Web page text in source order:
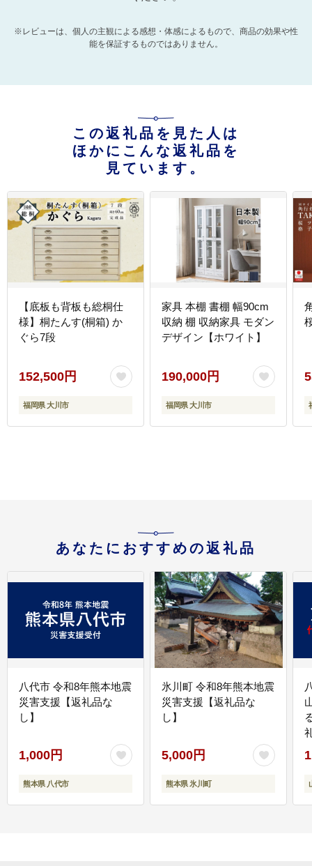
※レビューは、個人の主観による感想・体感によるもので、商品の効果や性
能を保証するものではありません。
この返礼品を見た人は
ほかにこんな返礼品を
見ています。
【底板も背板も総桐仕
様】桐たんす(桐箱) か
ぐら7段
152,500円
福岡県 大川市
家具 本棚 書棚 幅90cm
収納 棚 収納家具 モダン
デザイン【ホワイト】
190,000円
福岡県 大川市
あなたにおすすめの返礼品
八代市 令和8年熊本地震
災害支援【返礼品な
し】
1,000円
熊本県 八代市
氷川町 令和8年熊本地震
災害支援【返礼品な
し】
5,000円
熊本県 氷川町